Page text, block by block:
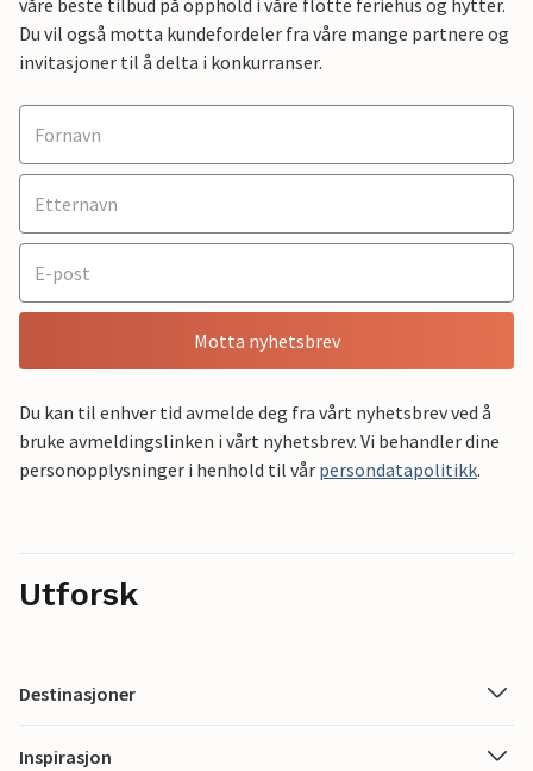
Du vil også motta kundefordeler fra våre mange partnere og
invitasjoner til å delta i konkurranser.
Motta nyhetsbrev
Du kan til enhver tid avmelde deg fra vårt nyhetsbrev ved å
bruke avmeldingslinken i vårt nyhetsbrev. Vi behandler dine
personopplysninger i henhold til vår persondatapolitikk.
Utforsk
Destinasjoner
Inspirasjon